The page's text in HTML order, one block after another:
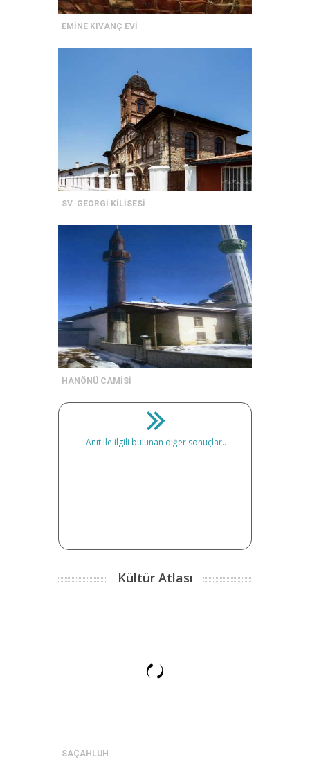
EMİNE KIVANÇ EVİ
SV. GEORGİ KİLİSESİ
HANÖNÜ CAMİSİ
Anıt ile ilgili bulunan diğer sonuçlar..
Kültür Atlası
SAÇAHLUH